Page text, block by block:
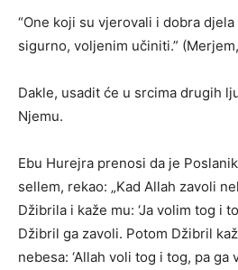
“One koji su vjerovali i dobra
sigurno, voljenim učiniti.”
Dakle, usadit će u srcima drugih
Njemu.
Ebu Hurejra prenosi da je
sellem, rekao: „Kad Allah zavoli
Džibrila i kaže mu: ‘Ja volim tog i
Džibril ga zavoli. Potom Džibril
nebesa: ‘Allah voli tog i tog, pa ga